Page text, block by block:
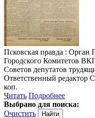
Псковская правда : Орган
Городского Комитетов
Советов депутатов
Ответственный редактор
коп.
Читать Подробнее
Выбрано для поиска:
Очистить